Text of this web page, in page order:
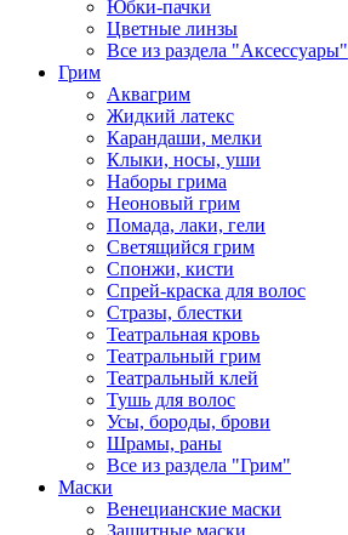
Юбки-пачки
Цветные линзы
Все из раздела "Аксессуары"
Грим
Аквагрим
Жидкий латекс
Карандаши, мелки
Клыки, носы, уши
Наборы грима
Неоновый грим
Помада, лаки, гели
Светящийся грим
Спонжи, кисти
Спрей-краска для волос
Стразы, блестки
Театральная кровь
Театральный грим
Театральный клей
Тушь для волос
Усы, бороды, брови
Шрамы, раны
Все из раздела "Грим"
Маски
Венецианские маски
Защитные маски